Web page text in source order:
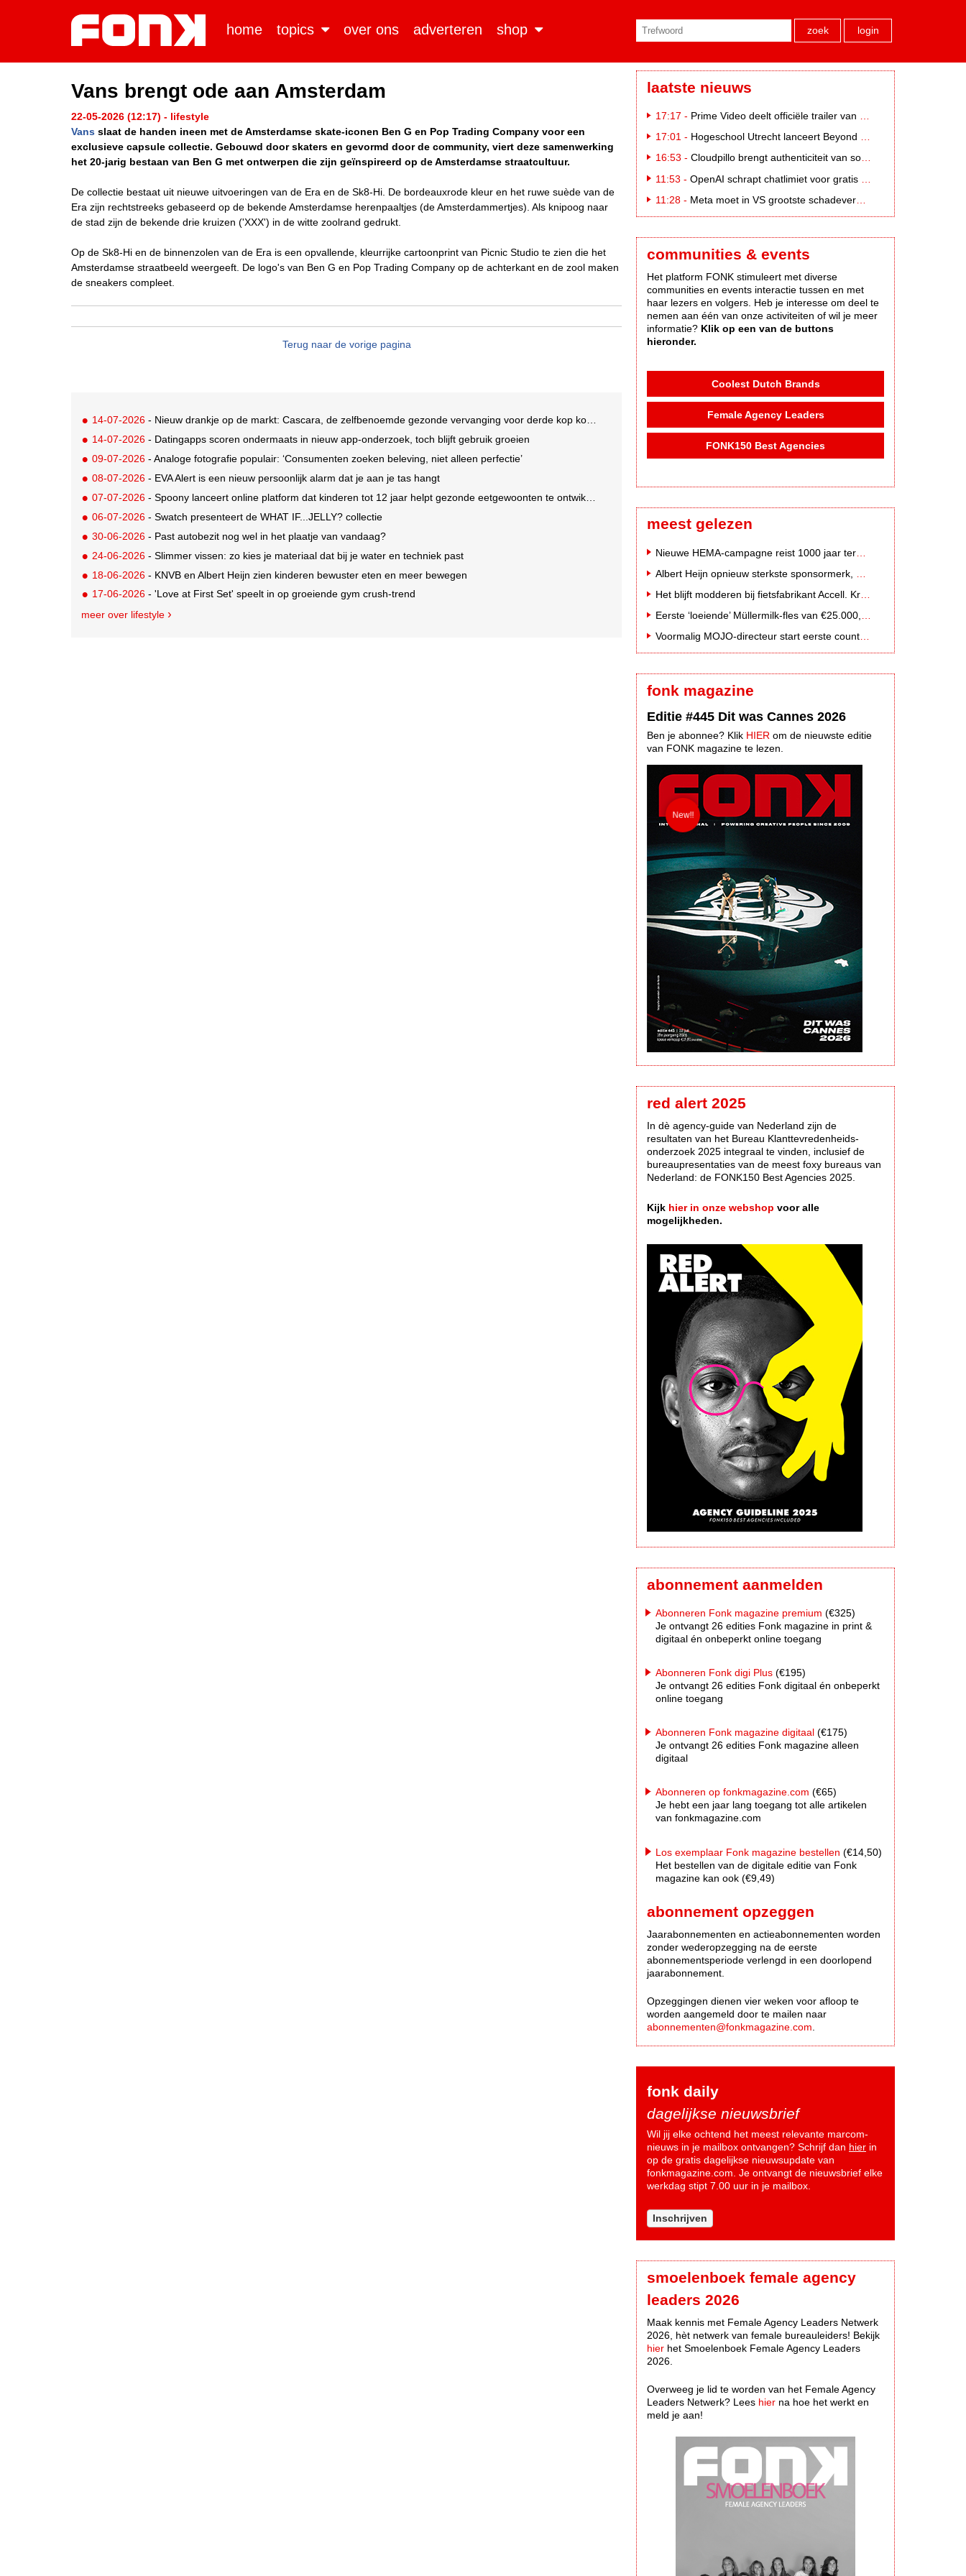
home topics over ons adverteren shop zoek login
Vans brengt ode aan Amsterdam
22-05-2026 (12:17) - lifestyle
Vans slaat de handen ineen met de Amsterdamse skate-iconen Ben G en Pop Trading Company voor een
exclusieve capsule collectie. Gebouwd door skaters en gevormd door de community, viert deze samenwerking
het 20-jarig bestaan van Ben G met ontwerpen die zijn geïnspireerd op de Amsterdamse straatcultuur.
De collectie bestaat uit nieuwe uitvoeringen van de Era en de Sk8-Hi. De bordeauxrode kleur en het ruwe suède van de
Era zijn rechtstreeks gebaseerd op de bekende Amsterdamse herenpaaltjes (de Amsterdammertjes). Als knipoog naar
de stad zijn de bekende drie kruizen ('XXX') in de witte zoolrand gedrukt.
Op de Sk8-Hi en de binnenzolen van de Era is een opvallende, kleurrijke cartoonprint van Picnic Studio te zien die het
Amsterdamse straatbeeld weergeeft. De logo's van Ben G en Pop Trading Company op de achterkant en de zool maken
de sneakers compleet.
Terug naar de vorige pagina
14-07-2026 - Nieuw drankje op de markt: Cascara, de zelfbenoemde gezonde vervanging voor derde kop koffie
14-07-2026 - Datingapps scoren ondermaats in nieuw app-onderzoek, toch blijft gebruik groeien
09-07-2026 - Analoge fotografie populair: ‘Consumenten zoeken beleving, niet alleen perfectie’
08-07-2026 - EVA Alert is een nieuw persoonlijk alarm dat je aan je tas hangt
07-07-2026 - Spoony lanceert online platform dat kinderen tot 12 jaar helpt gezonde eetgewoonten te ontwikkelen
06-07-2026 - Swatch presenteert de WHAT IF...JELLY? collectie
30-06-2026 - Past autobezit nog wel in het plaatje van vandaag?
24-06-2026 - Slimmer vissen: zo kies je materiaal dat bij je water en techniek past
18-06-2026 - KNVB en Albert Heijn zien kinderen bewuster eten en meer bewegen
17-06-2026 - 'Love at First Set' speelt in op groeiende gym crush-trend
meer over lifestyle
laatste nieuws
17:17 - Prime Video deelt officiële trailer van L*VE KLEINE
17:01 - Hogeschool Utrecht lanceert Beyond Campus binnen International Creative Business
16:53 - Cloudpillo brengt authenticiteit van social naar tv
11:53 - OpenAI schrapt chatlimiet voor gratis ChatGPT-gebruikers
11:28 - Meta moet in VS grootste schadevergoeding ooit betalen: 567 miljoen dollar
communities & events
Het platform FONK stimuleert met diverse
communities en events interactie tussen en met
haar lezers en volgers. Heb je interesse om deel te
nemen aan één van onze activiteiten of wil je meer
informatie? Klik op een van de buttons
hieronder.
Coolest Dutch Brands
Female Agency Leaders
FONK150 Best Agencies
meest gelezen
Voormalig MOJO-directeur start eerste country radiozender van Nederland
fonk magazine
Editie #445 Dit was Cannes 2026
Ben je abonnee? Klik HIER om de nieuwste editie
van FONK magazine te lezen.
red alert 2025
In dè agency-guide van Nederland zijn de
resultaten van het Bureau Klanttevredenheids-
onderzoek 2025 integraal te vinden, inclusief de
bureaupresentaties van de meest foxy bureaus van
Nederland: de FONK150 Best Agencies 2025.
Kijk hier in onze webshop voor alle
mogelijkheden.
abonnement aanmelden
Abonneren Fonk magazine premium (€325)
Je ontvangt 26 edities Fonk magazine in print &
digitaal én onbeperkt online toegang
Abonneren Fonk digi Plus (€195)
Je ontvangt 26 edities Fonk digitaal én onbeperkt
online toegang
Abonneren Fonk magazine digitaal (€175)
Je ontvangt 26 edities Fonk magazine alleen
digitaal
Abonneren op fonkmagazine.com (€65)
Je hebt een jaar lang toegang tot alle artikelen
van fonkmagazine.com
Los exemplaar Fonk magazine bestellen (€14,50)
Het bestellen van de digitale editie van Fonk
magazine kan ook (€9,49)
abonnement opzeggen
Jaarabonnementen en actieabonnementen worden
zonder wederopzegging na de eerste
abonnementsperiode verlengd in een doorlopend
jaarabonnement.
Opzeggingen dienen vier weken voor afloop te
worden aangemeld door te mailen naar
abonnementen@fonkmagazine.com
fonk daily
dagelijkse nieuwsbrief
Wil jij elke ochtend het meest relevante marcom-
nieuws in je mailbox ontvangen? Schrijf dan hier in
op de gratis dagelijkse nieuwsupdate van
fonkmagazine.com. Je ontvangt de nieuwsbrief elke
werkdag stipt 7.00 uur in je mailbox.
Inschrijven
smoelenboek female agency
leaders 2026
Maak kennis met Female Agency Leaders Netwerk
2026, hèt netwerk van female bureauleiders! Bekijk
hier het Smoelenboek Female Agency Leaders
2026.
Overweeg je lid te worden van het Female Agency
Leaders Netwerk? Lees hier na hoe het werkt en
meld je aan!